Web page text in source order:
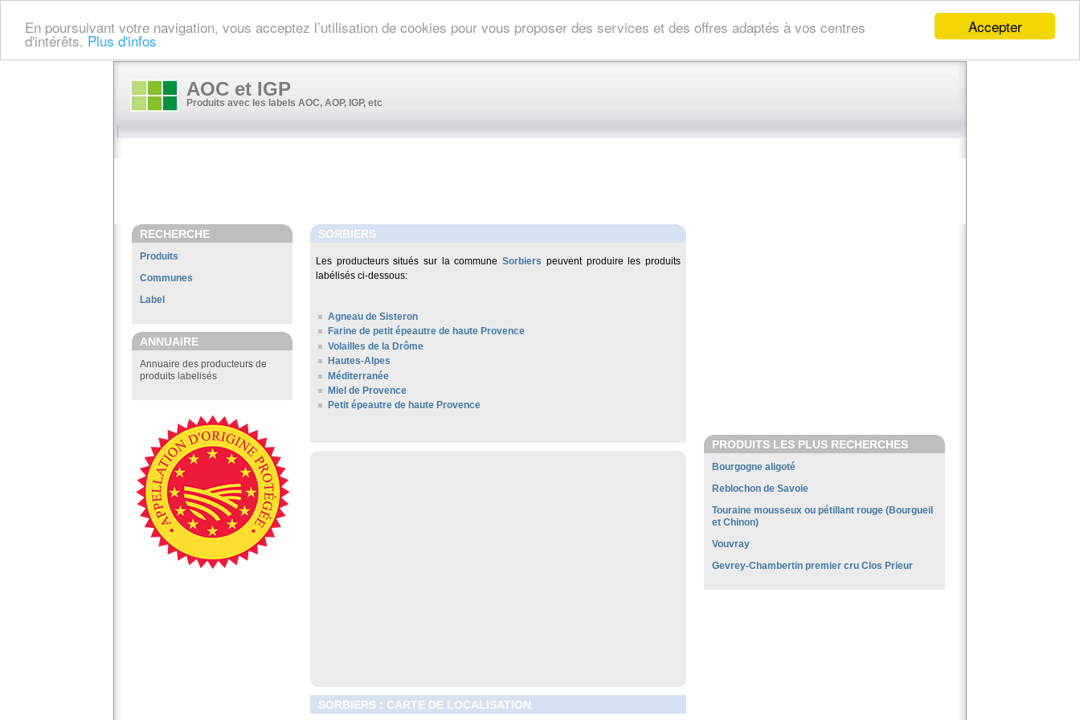
Accepter
En poursuivant votre navigation, vous acceptez l’utilisation de cookies pour vous proposer des services et des offres adaptés à vos centres
d'intérêts. Plus d'infos
AOC et IGP
Produits avec les labels AOC, AOP, IGP, etc
RECHERCHE
Produits
Communes
Label
ANNUAIRE
Annuaire des producteurs de
produits labelisés
SORBIERS
Les producteurs situés sur la communeSorbiers peuvent produire les produits
labélisés ci-dessous:
Agneau de Sisteron
Farine de petit épeautre de haute Provence
Volailles de la Drôme
Hautes-Alpes
Méditerranée
Miel de Provence
Petit épeautre de haute Provence
SORBIERS : CARTE DE LOCALISATION
PRODUITS LES PLUS RECHERCHES
Bourgogne aligoté
Reblochon de Savoie
Touraine mousseux ou pétillant rouge (Bourgueil
et Chinon)
Vouvray
Gevrey-Chambertin premier cru Clos Prieur